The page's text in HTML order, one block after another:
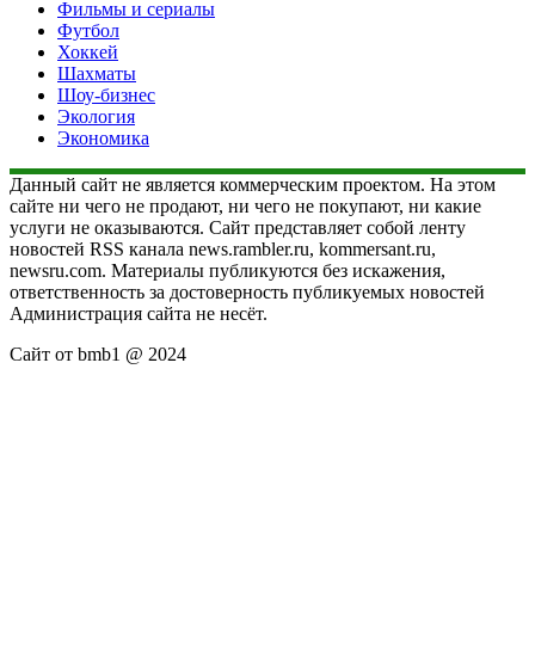
Фильмы и сериалы
Футбол
Хоккей
Шахматы
Шоу-бизнес
Экология
Экономика
Данный сайт не является коммерческим проектом. На этом
сайте ни чего не продают, ни чего не покупают, ни какие
услуги не оказываются. Сайт представляет собой ленту
новостей RSS канала news.rambler.ru, kommersant.ru,
newsru.com. Материалы публикуются без искажения,
ответственность за достоверность публикуемых новостей
Администрация сайта не несёт.
Сайт от bmb1 @ 2024